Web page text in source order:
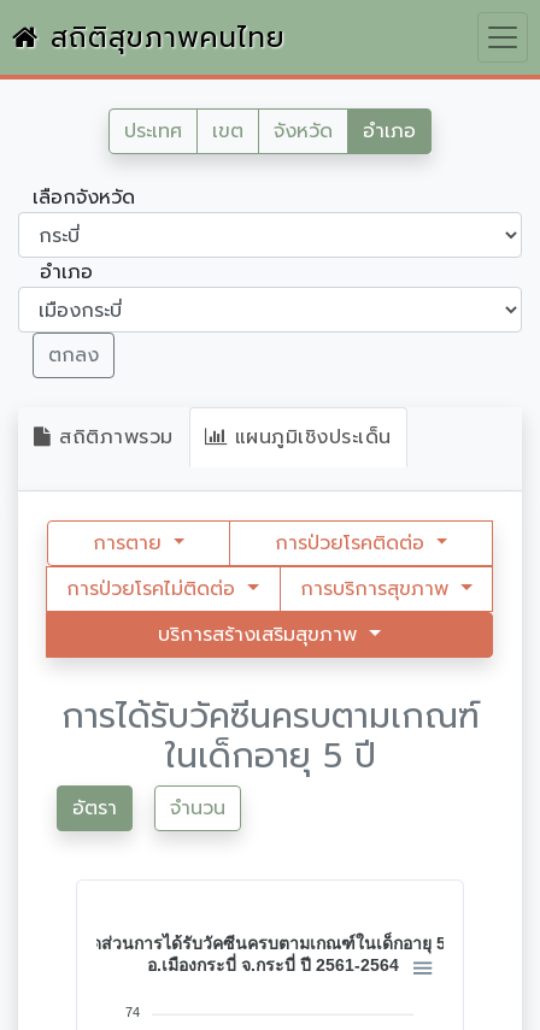
สถิติสุขภาพคนไทย
ประเทศ เขต จังหวัด อำเภอ
เลือกจังหวัด
อำเภอ
ตกลง
สถิติภาพรวม แผนภูมิเชิงประเด็น
การตาย
การป่วยโรคติดต่อ
การป่วยโรคไม่ติดต่อ
การบริการสุขภาพ
บริการสร้างเสริมสุขภาพ
การได้รับวัคซีนครบตามเกณฑ์
ในเด็กอายุ 5 ปี
อัตรา จำนวน